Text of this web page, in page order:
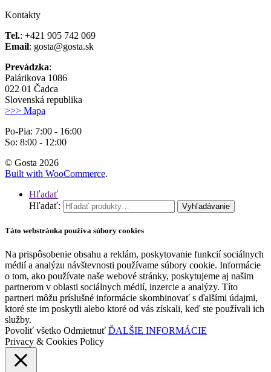
Kontakty
Tel.: +421 905 742 069
Email: gosta@gosta.sk
Prevádzka:
Palárikova 1086
022 01 Čadca
Slovenská republika
>>> Mapa
Po-Pia: 7:00 - 16:00
So: 8:00 - 12:00
© Gosta 2026
Built with WooCommerce.
Hľadať
Hľadať:
Vyhľadávanie
Táto webstránka používa súbory cookies
Na prispôsobenie obsahu a reklám, poskytovanie funkcií sociálnych
médií a analýzu návštevnosti používame súbory cookie. Informácie
o tom, ako používate naše webové stránky, poskytujeme aj našim
partnerom v oblasti sociálnych médií, inzercie a analýzy. Títo
partneri môžu príslušné informácie skombinovať s ďalšími údajmi,
ktoré ste im poskytli alebo ktoré od vás získali, keď ste používali ich
služby.
Povoliť všetko Odmietnuť ĎALŠIE INFORMÁCIE
Privacy & Cookies Policy